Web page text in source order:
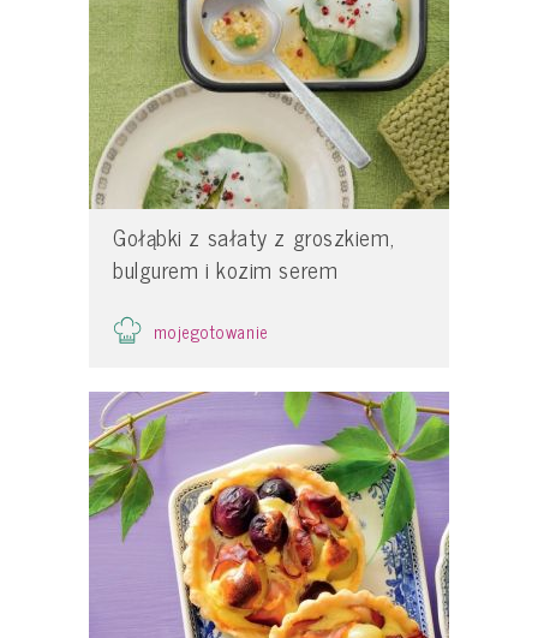
Gołąbki z sałaty z groszkiem,
bulgurem i kozim serem
mojegotowanie